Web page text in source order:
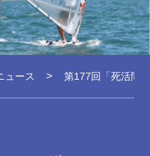
ュース 第177回「死活問